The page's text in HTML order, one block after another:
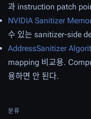
과 instruction patch
NVIDIA Sanitizer
수 있는 sanitizer-side
AddressSanitizer
mapping 비교용.
용하면 안 된다.
분류